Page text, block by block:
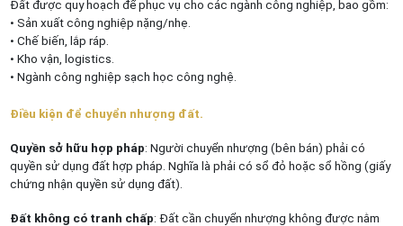
Đất được quy hoạch để phục vụ cho các ngành công nghiệp, bao gồm:
• Sản xuất công nghiệp nặng/nhẹ.
• Chế biến, lắp ráp.
• Kho vận, logistics.
• Ngành công nghiệp sạch học công nghệ.
Điều kiện để chuyển nhượng đất.
Quyền sở hữu hợp pháp: Người chuyển nhượng (bên bán) phải có
quyền sử dụng đất hợp pháp. Nghĩa là phải có sổ đỏ hoặc sổ hồng (giấy
chứng nhận quyền sử dụng đất).
Đất không có tranh chấp: Đất cần chuyển nhượng không được nằm